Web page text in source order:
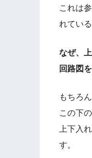
これは
れてい
なぜ、
回路図
もちろ
この下
上下入
す。